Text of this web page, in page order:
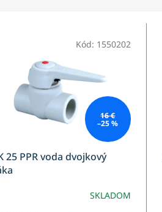
16 €
–25 %
25 PPR voda dvojkový
SKLADOM
Kód: 1550202